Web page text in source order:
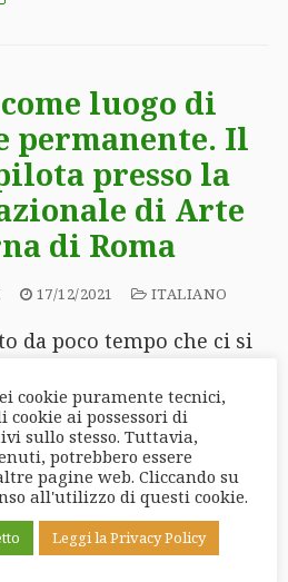
luogo di
permanente. Il
presso la
di Arte
di Roma
17/12/2021 ITALIANO
da poco tempo che ci si
nell’apprendimento
pensatori…
cookie puramente tecnici,
ai possessori di
sullo stesso. Tuttavia,
potrebbero essere
pagine web. Cliccando su
all'utilizzo di questi cookie.
Leggi la Privacy Policy